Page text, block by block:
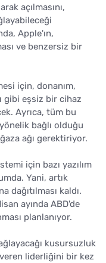
açılmasını,
Apple'ın,
ve benzersiz bir
için, donanım,
gibi eşsiz bir cihaz
Ayrıca, tüm bu
bağlı olduğu
ağı gerektiriyor.
için bazı yazılım
Yani, artık
dağıtılması kaldı.
ayında ABD'de
planlanıyor.
kusursuzluk
liderliğini bir kez